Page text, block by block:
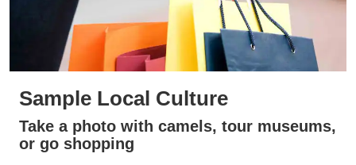
Sample Local Culture
Take a photo with camels, tour museums,
or go shopping